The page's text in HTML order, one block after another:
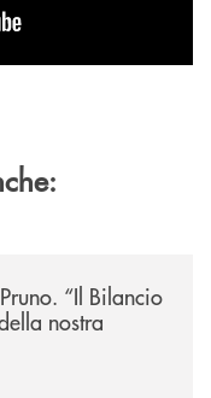
“Il Bilancio
nostra